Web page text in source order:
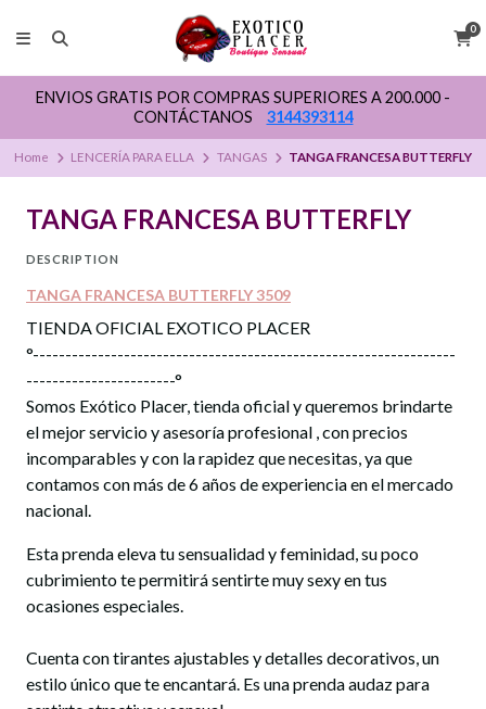
0
ENVIOS GRATIS POR COMPRAS SUPERIORES A 200.000 -
CONTÁCTANOS
3144393114
Home LENCERÍA PARA ELLA TANGAS TANGA FRANCESA BUTTERFLY
TANGA FRANCESA BUTTERFLY
DESCRIPTION
TANGA FRANCESA BUTTERFLY 3509
TIENDA OFICIAL EXOTICO PLACER
°-----------------------------------------------------------------
-----------------------°
Somos Exótico Placer, tienda oficial y queremos brindarte
el mejor servicio y asesoría profesional , con precios
incomparables y con la rapidez que necesitas, ya que
contamos con más de 6 años de experiencia en el mercado
nacional.
Esta prenda eleva tu sensualidad y feminidad, su poco
cubrimiento te permitirá sentirte muy sexy en tus
ocasiones especiales.
Cuenta con tirantes ajustables y detalles decorativos, un
estilo único que te encantará. Es una prenda audaz para